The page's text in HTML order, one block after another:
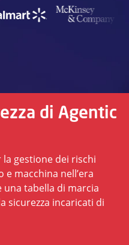
di Agentic
gestione dei rischi
e macchina nell’era
una tabella di marcia
sicurezza incaricati di